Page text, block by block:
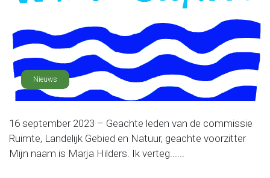
Nieuws
16 september 2023 – Geachte leden van de commissie
Ruimte, Landelijk Gebied en Natuur, geachte voorzitter
Mijn naam is Marja Hilders. Ik verteg......